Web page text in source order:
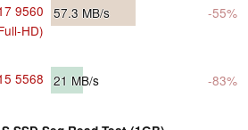
9560
HD)
57.3 MB/s -55%
5568 21 MB/s -83%